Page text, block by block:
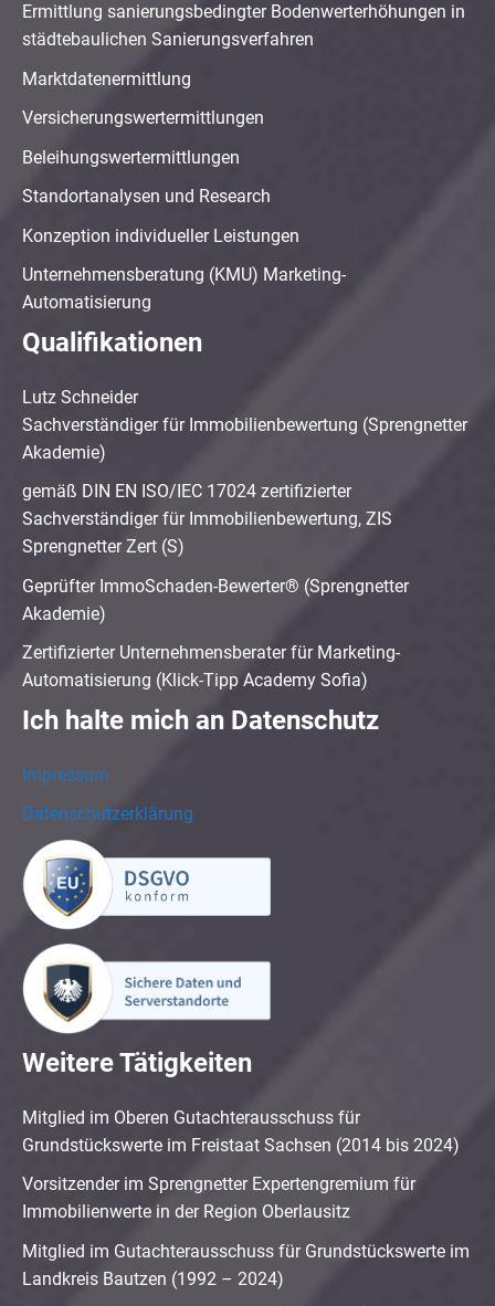
Ermittlung sanierungsbedingter Bodenwerterhöhungen in
städtebaulichen Sanierungsverfahren
Marktdatenermittlung
Versicherungswertermittlungen
Beleihungswertermittlungen
Standortanalysen und Research
Konzeption individueller Leistungen
Unternehmensberatung (KMU) Marketing-
Automatisierung
Qualifikationen
Lutz Schneider
Sachverständiger für Immobilienbewertung (Sprengnetter
Akademie)
gemäß DIN EN ISO/IEC 17024 zertifizierter
Sachverständiger für Immobilienbewertung, ZIS
Sprengnetter Zert (S)
Geprüfter ImmoSchaden-Bewerter® (Sprengnetter
Akademie)
Zertifizierter Unternehmensberater für Marketing-
Automatisierung (Klick-Tipp Academy Sofia)
Ich halte mich an Datenschutz
Impressum
Datenschutzerklärung
Weitere Tätigkeiten
Mitglied im Oberen Gutachterausschuss für
Grundstückswerte im Freistaat Sachsen (2014 bis 2024)
Vorsitzender im Sprengnetter Expertengremium für
Immobilienwerte in der Region Oberlausitz
Mitglied im Gutachterausschuss für Grundstückswerte im
Landkreis Bautzen (1992 – 2024)